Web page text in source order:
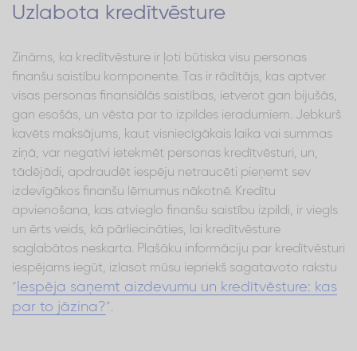
Uzlabota kredītvēsture
Zināms, ka kredītvēsture ir ļoti būtiska visu personas
finanšu saistību komponente. Tas ir rādītājs, kas aptver
visas personas finansiālās saistības, ietverot gan bijušās,
gan esošās, un vēsta par to izpildes ieradumiem. Jebkurš
kavēts maksājums, kaut visniecīgākais laika vai summas
ziņā, var negatīvi ietekmēt personas kredītvēsturi, un,
tādējādi, apdraudēt iespēju netraucēti pieņemt sev
izdevīgākos finanšu lēmumus nākotnē. Kredītu
apvienošana, kas atvieglo finanšu saistību izpildi, ir viegls
un ērts veids, kā pārliecināties, lai kredītvēsture
saglabātos neskarta. Plašāku informāciju par kredītvēsturi
iespējams iegūt, izlasot mūsu iepriekš sagatavoto rakstu
“ Iespēja saņemt aizdevumu un kredītvēsture: kas
par to jāzina?”.